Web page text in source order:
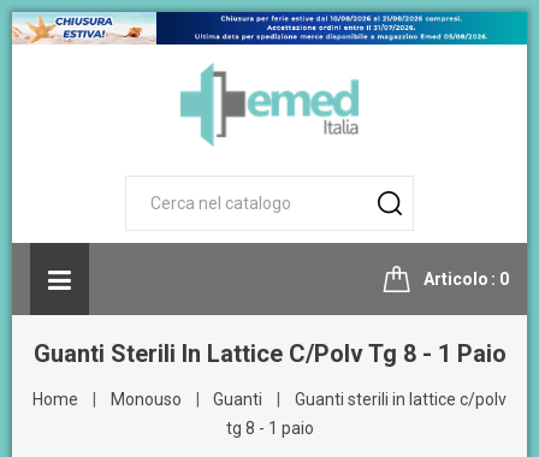
Articolo 0
Guanti Sterili In Lattice C/polv Tg 8 - 1 Paio
Home Monouso Guanti
Guanti sterili in lattice c/polv
tg 8 - 1 paio